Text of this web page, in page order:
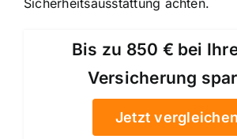
Bis zu 850 € bei
Versicherung
Jetzt vergleichen